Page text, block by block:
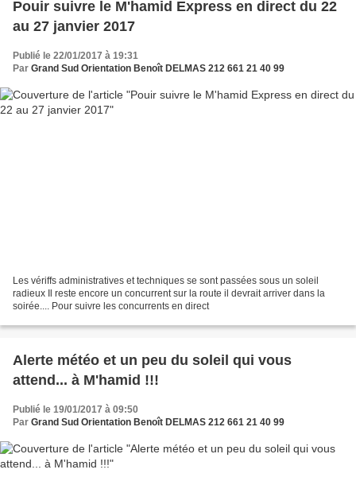
Pouir suivre le M'hamid Express en direct du 22
au 27 janvier 2017
Publié le 22/01/2017 à 19:31
Par Grand Sud Orientation Benoît DELMAS 212 661 21 40 99
Les vériffs administratives et techniques se sont passées sous un soleil
radieux Il reste encore un concurrent sur la route il devrait arriver dans la
soirée.... Pour suivre les concurrents en direct
Alerte météo et un peu du soleil qui vous
attend... à M'hamid !!!
Publié le 19/01/2017 à 09:50
Par Grand Sud Orientation Benoît DELMAS 212 661 21 40 99